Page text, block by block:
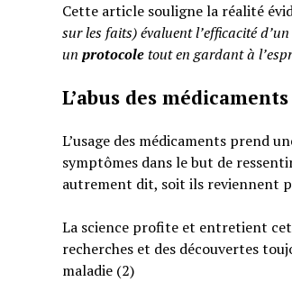
Cette article souligne la réalité
sur les faits) évaluent l’efficacité
un protocoletout en gardant à
L’abus des médicaments
L’usage des médicaments prend
symptômes dans le but de
autrement dit, soit ils reviennent
La science profite et entretient cet
recherches et des découvertes
maladie (2)